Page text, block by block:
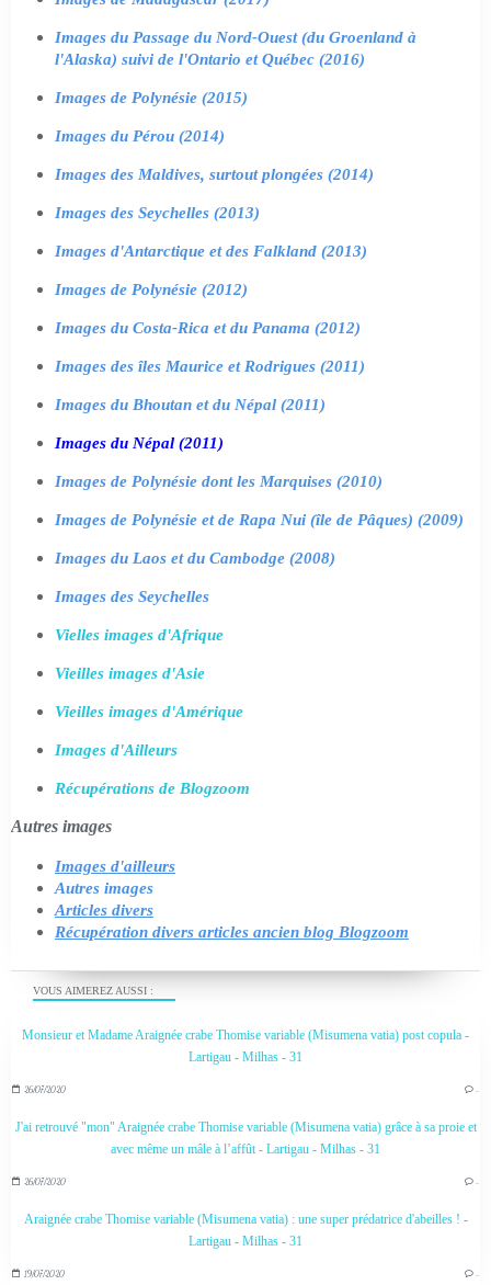
VOUS AIMEREZ AUSSI :
Monsieur et Madame Araignée crabe Thomise variable (Misumena vatia) post copula -
Lartigau - Milhas - 31
26/07/2020 …
J'ai retrouvé "mon" Araignée crabe Thomise variable (Misumena vatia) grâce à sa proie et
avec même un mâle à l’affût - Lartigau - Milhas - 31
26/07/2020 …
Araignée crabe Thomise variable (Misumena vatia) : une super prédatrice d'abeilles ! -
Lartigau - Milhas - 31
19/07/2020 …
Images du Passage du Nord-Ouest (du Groenland à
l'Alaska) suivi de l'Ontario et Québec (2016)
Images de Polynésie (2015)
Images du Pérou (2014)
Images des Maldives, surtout plongées (2014)
Images des Seychelles (2013)
Images d'Antarctique et des Falkland (2013)
Images de Polynésie (2012)
Images du Costa-Rica et du Panama (2012)
Images des îles Maurice et Rodrigues (2011)
Images du Bhoutan et du Népal (2011)
Images du Népal (2011)
Images de Polynésie dont les Marquises (2010)
Images de Polynésie et de Rapa Nui (île de Pâques) (2009)
Images du Laos et du Cambodge (2008)
Images des Seychelles
Vielles images d'Afrique
Vieilles images d'Asie
Vieilles images d'Amérique
Images d'Ailleurs
Récupérations de Blogzoom
Autres images
Images d'ailleurs
Autres images
Articles divers
Récupération divers articles ancien blog Blogzoom